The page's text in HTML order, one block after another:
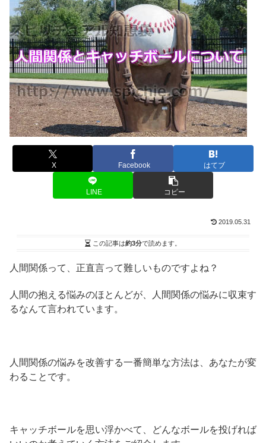
X Facebook はてブ
LINE コピー
2019.05.31
この記事は約3分で読めます。
人間関係って、正直言って難しいものですよね？
人間の抱える悩みのほとんどが、人間関係の悩みに収束す
るなんて言われています。
人間関係の悩みを改善する一番簡単な方法は、あなたが変
わることです。
キャッチボールを思い浮かべて、どんなボールを投げれば